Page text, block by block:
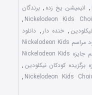
, انیمیشن یخ زده , برندگان
,
, خنده دار , دانلود
دانلود مراسم Nickelodeon Kids
دانلود مراسم جایزه Nickelodeon Kids
برگزیده کودکان نیکلودین ,
,